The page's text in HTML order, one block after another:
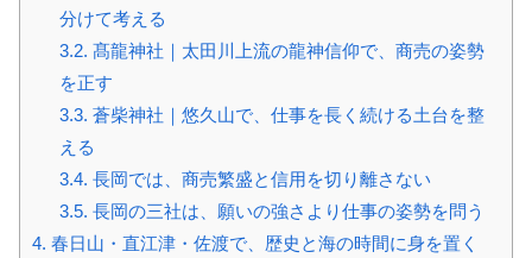
分けて考える
3.2. 髙龍神社｜太田川上流の龍神信仰で、商売の姿勢
を正す
3.3. 蒼柴神社｜悠久山で、仕事を長く続ける土台を整
える
3.4. 長岡では、商売繁盛と信用を切り離さない
3.5. 長岡の三社は、願いの強さより仕事の姿勢を問う
4. 春日山・直江津・佐渡で、歴史と海の時間に身を置く